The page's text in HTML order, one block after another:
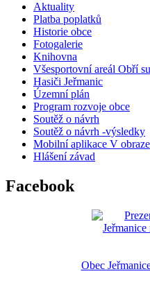
Aktuality
Platba poplatků
Historie obce
Fotogalerie
Knihovna
Všesportovní areál Obří
Hasiči Jeřmanic
Územní plán
Program rozvoje obce
Soutěž o návrh
Soutěž o návrh -výsledky
Mobilní aplikace V obraze
Hlášení závad
Facebook
Obec